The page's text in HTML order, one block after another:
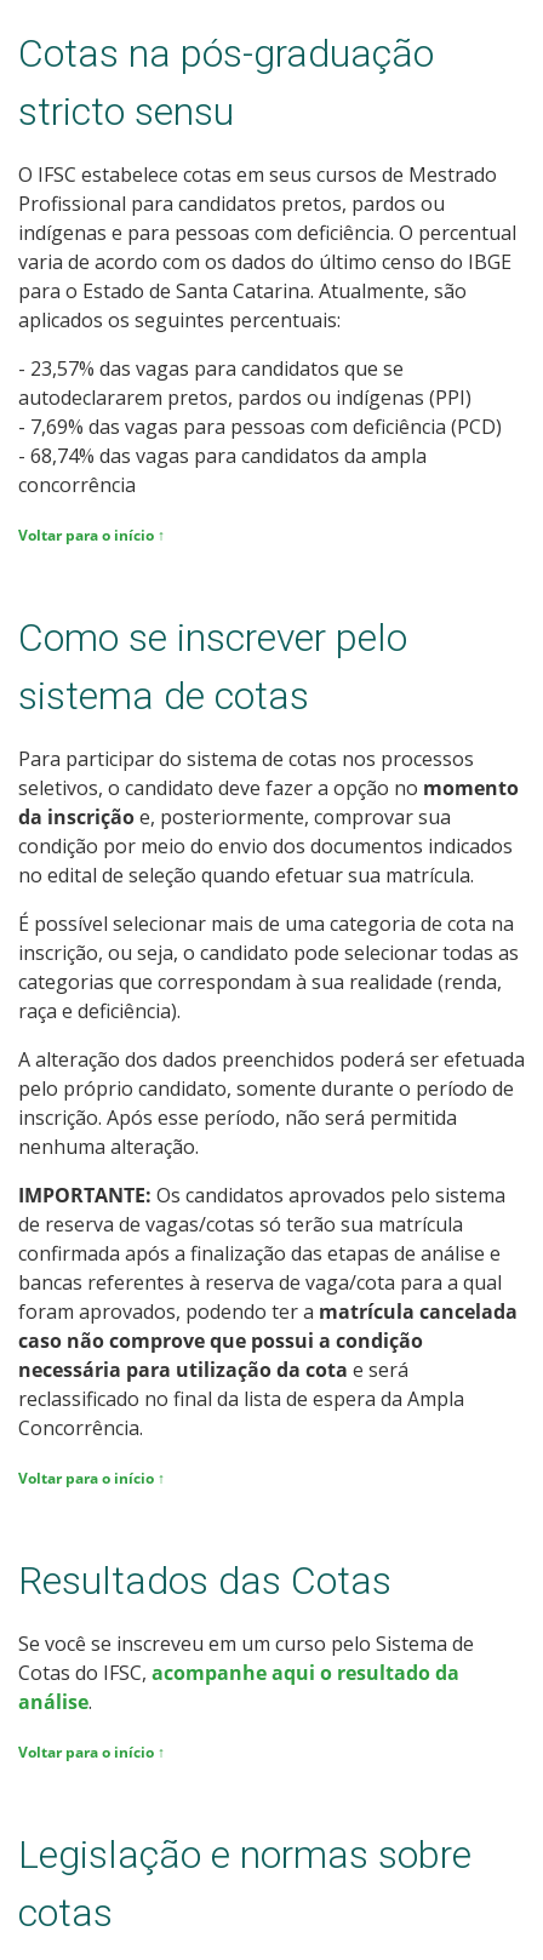
Cotas na pós-graduação
stricto sensu
O IFSC estabelece cotas em seus cursos de Mestrado
Profissional para candidatos pretos, pardos ou
indígenas e para pessoas com deficiência. O percentual
varia de acordo com os dados do último censo do IBGE
para o Estado de Santa Catarina. Atualmente, são
aplicados os seguintes percentuais:
- 23,57% das vagas para candidatos que se
autodeclararem pretos, pardos ou indígenas (PPI)
- 7,69% das vagas para pessoas com deficiência (PCD)
- 68,74% das vagas para candidatos da ampla
concorrência
Voltar para o início ↑
Como se inscrever pelo
sistema de cotas
Para participar do sistema de cotas nos processos
seletivos, o candidato deve fazer a opção no momento
da inscriçãoe, posteriormente, comprovar sua
condição por meio do envio dos documentos indicados
no edital de seleção quando efetuar sua matrícula.
É possível selecionar mais de uma categoria de cota na
inscrição, ou seja, o candidato pode selecionar todas as
categorias que correspondam à sua realidade (renda,
raça e deficiência).
A alteração dos dados preenchidos poderá ser efetuada
pelo próprio candidato, somente durante o período de
inscrição. Após esse período, não será permitida
nenhuma alteração.
IMPORTANTE: Os candidatos aprovados pelo sistema
de reserva de vagas/cotas só terão sua matrícula
confirmada após a finalização das etapas de análise e
bancas referentes à reserva de vaga/cota para a qual
foram aprovados, podendo ter a matrícula cancelada
caso não comprove que possui a condição
necessária para utilização da cota e será
reclassificado no final da lista de espera da Ampla
Concorrência.
Voltar para o início ↑
Resultados das Cotas
Se você se inscreveu em um curso pelo Sistema de
Cotas do IFSC, acompanhe aqui o resultado da
análise.
Voltar para o início ↑
Legislação e normas sobre
cotas